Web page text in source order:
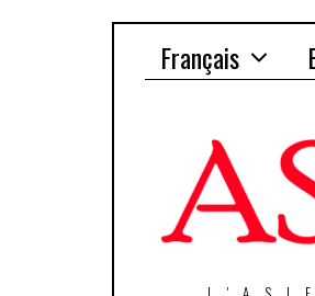
Français